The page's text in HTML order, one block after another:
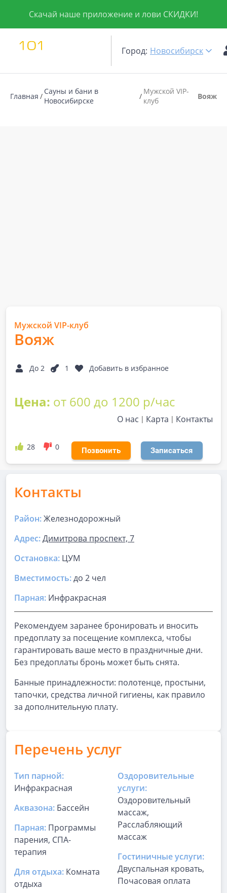
Скачай наше приложение и лови СКИДКИ!
Город: Новосибирск
Главная
Сауны и бани в
Новосибирске
Муж­ской VIP-
клуб
Вояж
Муж­ской VIP-клуб
Вояж
До 2 1 Добавить в избранное
Цена: от 600 до 1200 р/час
О нас Карта Контакты
28 0 Позвонить Записаться
Контакты
Район:Железнодорожный
Адрес:Димитрова проспект, 7
Остановка: ЦУМ
Вместимость:до 2 чел
Парная: Инфракрасная
Рекомендуем заранее бронировать и вносить
предоплату за посещение комплекса, чтобы
гарантировать ваше место в праздничные дни.
Без предоплаты бронь может быть снята.
Банные принадлежности: полотенце, простыни,
тапочки, средства личной гигиены, как правило
за дополнительную плату.
Перечень услуг
Тип парной:
Инфракрасная
Аквазона: Бассейн
Парная: Программы
парения, СПА-
терапия
Для отдыха: Комната
отдыха
Оздоровительные
услуги:
Оздоровительный
массаж,
Расслабляющий
массаж
Гостиничные услуги:
Двуспальная кровать,
Почасовая оплата